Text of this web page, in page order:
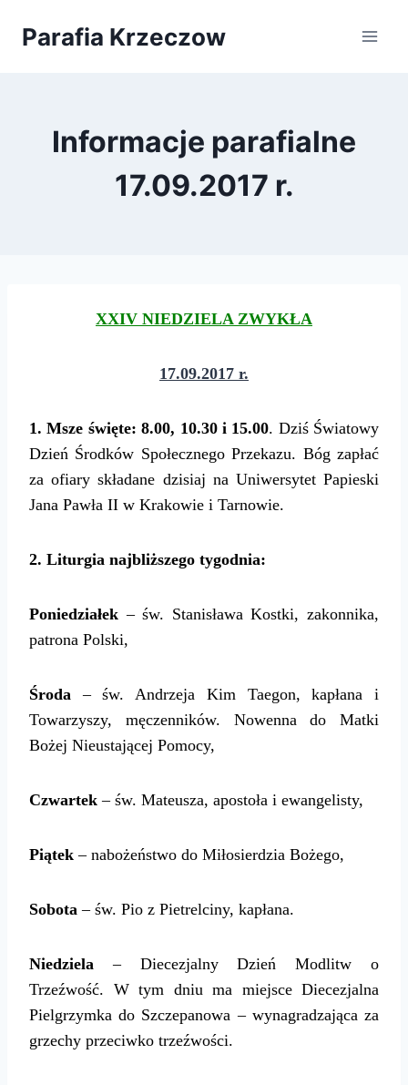
Parafia Krzeczow
Informacje parafialne
17.09.2017 r.
XXIV NIEDZIELA ZWYKŁA
17.09.2017 r.
1. Msze święte:8.00, 10.30 i 15.00. Dziś Światowy
Dzień Środków Społecznego Przekazu. Bóg zapłać
za ofiary składane dzisiaj na Uniwersytet Papieski
Jana Pawła II w Krakowie i Tarnowie.
2. Liturgia najbliższego tygodnia:
Poniedziałek – św. Stanisława Kostki, zakonnika,
patrona Polski,
Środa – św. Andrzeja Kim Taegon, kapłana i
Towarzyszy, męczenników. Nowenna do Matki
Bożej Nieustającej Pomocy,
Czwartek – św. Mateusza, apostoła i ewangelisty,
Piątek – nabożeństwo do Miłosierdzia Bożego,
Sobota – św. Pio z Pietrelciny, kapłana.
Niedziela – Diecezjalny Dzień Modlitw o
Trzeźwość. W tym dniu ma miejsce Diecezjalna
Pielgrzymka do Szczepanowa – wynagradzająca za
grzechy przeciwko trzeźwości.